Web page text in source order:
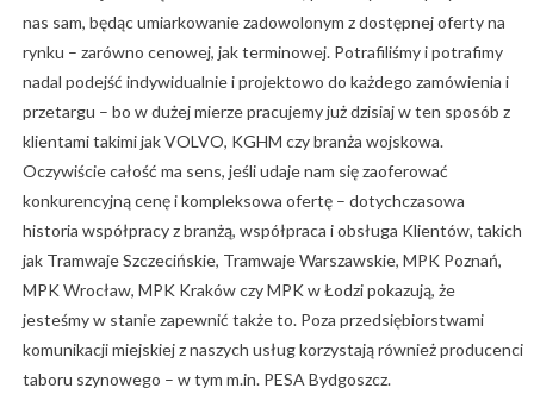
nas sam, będąc umiarkowanie zadowolonym z dostępnej oferty na
rynku – zarówno cenowej, jak terminowej. Potrafiliśmy i potrafimy
nadal podejść indywidualnie i projektowo do każdego zamówienia i
przetargu – bo w dużej mierze pracujemy już dzisiaj w ten sposób z
klientami takimi jak VOLVO, KGHM czy branża wojskowa.
Oczywiście całość ma sens, jeśli udaje nam się zaoferować
konkurencyjną cenę i kompleksowa ofertę – dotychczasowa
historia współpracy z branżą, współpraca i obsługa Klientów, takich
jak Tramwaje Szczecińskie, Tramwaje Warszawskie, MPK Poznań,
MPK Wrocław, MPK Kraków czy MPK w Łodzi pokazują, że
jesteśmy w stanie zapewnić także to. Poza przedsiębiorstwami
komunikacji miejskiej z naszych usług korzystają również producenci
taboru szynowego – w tym m.in. PESA Bydgoszcz.